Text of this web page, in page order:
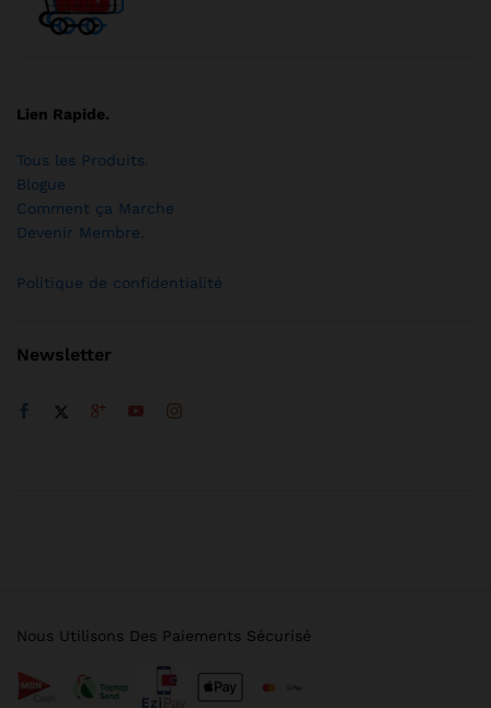
Lien Rapide.
Tous les Produits
Blogue
Comment ça Marche
Devenir Membre
Politique de confidentialité
Newsletter
Nous Utilisons Des Paiements Sécurisé